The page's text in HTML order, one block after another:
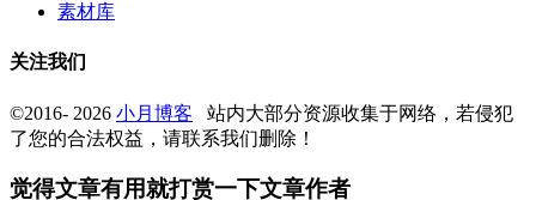
素材库
关注我们
©2016- 2026 小月博客 站内大部分资源收集于网络，若侵犯
了您的合法权益，请联系我们删除！
觉得文章有用就打赏一下文章作者